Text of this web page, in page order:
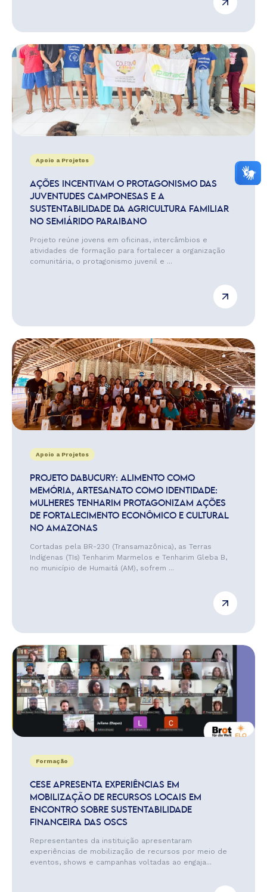
Apoio a Projetos
AÇÕES INCENTIVAM O PROTAGONISMO DAS
JUVENTUDES CAMPONESAS E A
SUSTENTABILIDADE DA AGRICULTURA FAMILIAR
NO SEMIÁRIDO PARAIBANO
Projeto reúne jovens em oficinas, intercâmbios e
atividades de formação para fortalecer a organização
comunitária, o protagonismo juvenil e ...
Apoio a Projetos
PROJETO DABUCURY: ALIMENTO COMO
MEMÓRIA, ARTESANATO COMO IDENTIDADE:
MULHERES TENHARIM PROTAGONIZAM AÇÕES
DE FORTALECIMENTO ECONÔMICO E CULTURAL
NO AMAZONAS
Cortadas pela BR-230 (Transamazônica), as Terras
Indígenas (TIs) Tenharim Marmelos e Tenharim Gleba B,
no município de Humaitá (AM), sofrem ...
Formação
CESE APRESENTA EXPERIÊNCIAS EM
MOBILIZAÇÃO DE RECURSOS LOCAIS EM
ENCONTRO SOBRE SUSTENTABILIDADE
FINANCEIRA DAS OSCS
Representantes da instituição apresentaram
experiências de mobilização de recursos por meio de
eventos, shows e campanhas voltadas ao engaja...